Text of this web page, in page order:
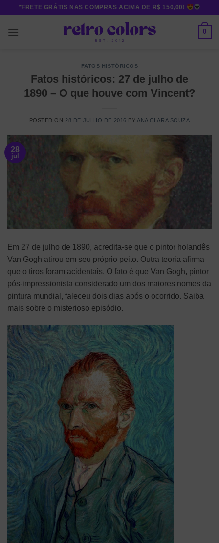
content
*FRETE GRÁTIS NAS COMPRAS ACIMA DE R$ 150,00!
0
FATOS HISTÓRICOS
Fatos históricos: 27 de julho de
1890 – O que houve com Vincent?
POSTED ON 28 DE JULHO DE 2016 BY ANA CLARA SOUZA
28
jul
Em 27 de julho de 1890, acredita-se que o pintor holandês
Van Gogh atirou em seu próprio peito. Outra teoria afirma
que o tiros foram acidentais. O fato é que Van Gogh, pintor
pós-impressionista considerado um dos maiores nomes da
pintura mundial, faleceu dois dias após o ocorrido. Saiba
mais sobre o misterioso episódio.